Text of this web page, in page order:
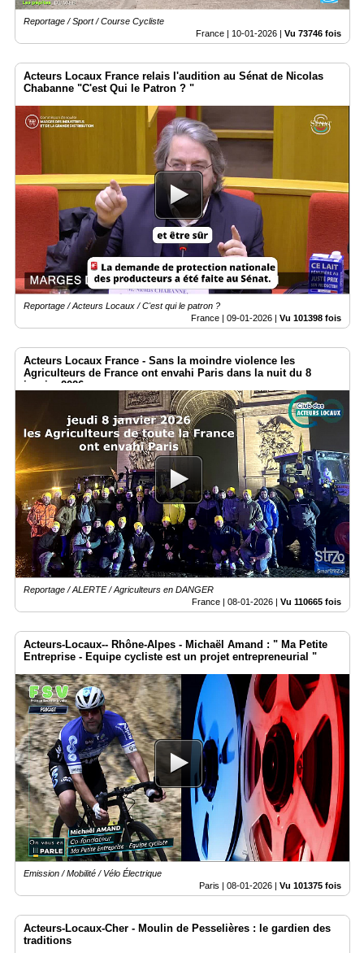
Reportage / Sport / Course Cycliste
France | 10-01-2026 | Vu 73746 fois
Acteurs Locaux France relais l'audition au Sénat de Nicolas
Chabanne "C'est Qui le Patron ? "
Reportage / Acteurs Locaux / C'est qui le patron ?
France | 09-01-2026 | Vu 101398 fois
Acteurs Locaux France - Sans la moindre violence les
Agriculteurs de France ont envahi Paris dans la nuit du 8
janvier 2026
Reportage / ALERTE / Agriculteurs en DANGER
France | 08-01-2026 | Vu 110665 fois
Acteurs-Locaux-- Rhône-Alpes - Michaël Amand : " Ma Petite
Entreprise - Equipe cycliste est un projet entrepreneurial "
Emission / Mobilité / Vélo Électrique
Paris | 08-01-2026 | Vu 101375 fois
Acteurs-Locaux-Cher - Moulin de Pesselières : le gardien des
traditions